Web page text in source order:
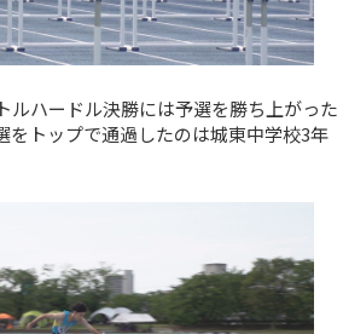
ルハードル決勝には予選を勝ち上がった
をトップで通過したのは城東中学校3年